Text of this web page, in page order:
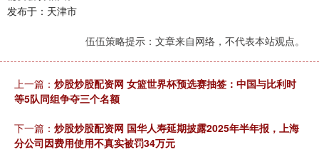
发布于：天津市
伍伍策略提示：文章来自网络，不代表本站观点。
上一篇： 炒股炒股配资网 女篮世界杯预选赛抽签：中国与比利时
等5队同组争夺三个名额
下一篇： 炒股炒股配资网 国华人寿延期披露2025年半年报，上海
分公司因费用使用不真实被罚34万元